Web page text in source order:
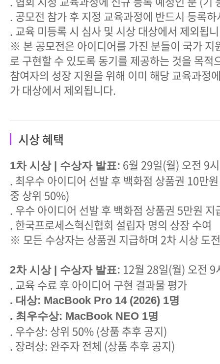
. 공모전 참가 후 지정 교육과정에 반드시 등록
. 교육 미등록 시 심사 및 시상 대상에서 제외됩
※ 본 공모전은 아이디어를 가진 분들이 국가 지
로 구현할 수 있도록 동기를 제공하는 것을 목적
참여자의 성장 지원을 위해 이미 해당 교육과정
가 대상에서 제외됩니다.
시상 혜택
1차 시상 | 수상자 발표: 6월 29일(월) 오전 9시
. 최우수 아이디어 선발 후 백화점 상품권 10만
중 상위 50%)
. 우수 아이디어 선발 후 백화점 상품권 5만원
. 한국프로세스혁신협회 설립자 명의 상장 수여
※ 모든 수상자는 상품권 지급하며 2차 시상 도
2차 시상 | 수상자 발표: 12월 28일(월) 오전 9
. 교육 수료 후 아이디어 구현 결과물 평가
. 대상: MacBook Pro 14 (2026) 1명
. 최우수상: MacBook NEO 1명
. 우수상: 상위 50% (상품 추후 공지)
. 장려상: 완주자 전체 (상품 추후 공지)